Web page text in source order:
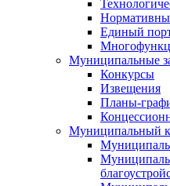
Единый
Муниципальные
Конкурсы
Извещения
Планы-
Муниципальный